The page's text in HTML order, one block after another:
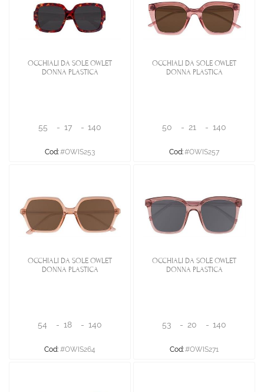
OCCHIALI DA SOLE OWLET
DONNA PLASTICA
55 - 17 - 140
Cod:#OWIS253
OCCHIALI DA SOLE OWLET
DONNA PLASTICA
50 - 21 - 140
Cod:#OWIS257
OCCHIALI DA SOLE OWLET
DONNA PLASTICA
54 - 18 - 140
Cod: #OWIS264
OCCHIALI DA SOLE OWLET
DONNA PLASTICA
53 - 20 - 140
Cod:#OWIS271